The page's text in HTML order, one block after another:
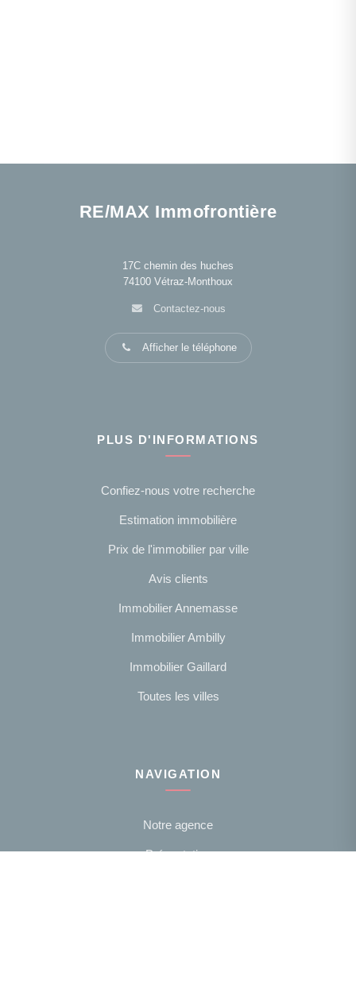
RE/MAX Immofrontière
17C chemin des huches
74100 Vétraz-Monthoux
Contactez-nous
Afficher le téléphone
PLUS D'INFORMATIONS
Confiez-nous votre recherche
Estimation immobilière
Prix de l'immobilier par ville
Avis clients
Immobilier Annemasse
Immobilier Ambilly
Immobilier Gaillard
Toutes les villes
NAVIGATION
Notre agence
Présentation